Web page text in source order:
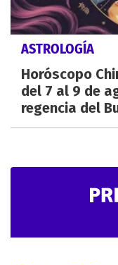
ASTROLOGÍA
Horóscopo
del 7 al 9 de
regencia del